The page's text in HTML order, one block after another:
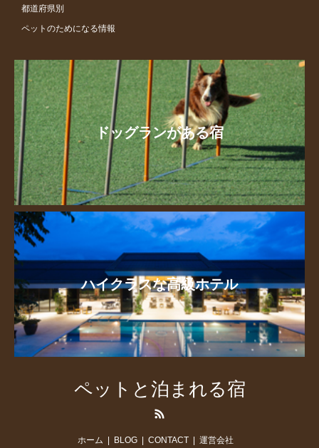
都道府県別
ペットのためになる情報
ドッグランがある宿
ハイクラスな高級ホテル
ペットと泊まれる宿
ホーム BLOG CONTACT 運営会社